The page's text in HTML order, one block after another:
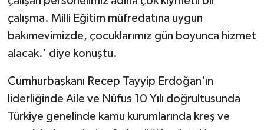
çalışma. Milli Eğitim müfredatına uygun
bakımevimizde, çocuklarımız gün boyunca hizmet
alacak.' diye konuştu.
Cumhurbaşkanı Recep Tayyip Erdoğan'ın
liderliğinde Aile ve Nüfus 10 Yılı doğrultusunda
Türkiye genelinde kamu kurumlarında kreş ve